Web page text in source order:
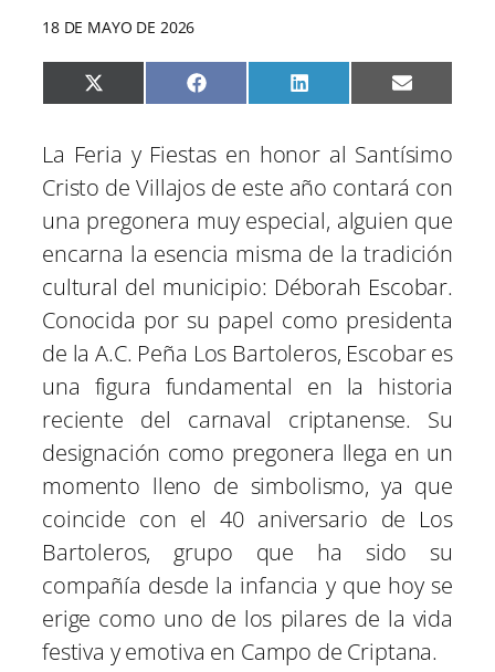
18 DE MAYO DE 2026
C
o
a
r
n
X
(
i
t
r
C
o
a
t
r
n
F
a
b
o
C
o
a
t
r
n
L
i
e
I
C
o
a
n
E
m
l
La Feria y Fiestas en honor al Santísimo
Cristo de Villajos de este año contará con
una pregonera muy especial, alguien que
encarna la esencia misma de la tradición
cultural del municipio: Déborah Escobar.
Conocida por su papel como presidenta
de la A.C. Peña Los Bartoleros, Escobar es
una figura fundamental en la historia
reciente del carnaval criptanense. Su
designación como pregonera llega en un
momento lleno de simbolismo, ya que
coincide con el 40 aniversario de Los
Bartoleros, grupo que ha sido su
compañía desde la infancia y que hoy se
erige como uno de los pilares de la vida
festiva y emotiva en Campo de Criptana.